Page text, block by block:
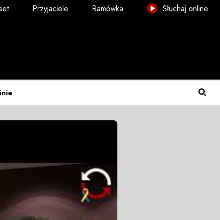
Przyjaciele Ramówka Słuchaj online